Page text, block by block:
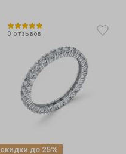
0 отзывов
скидки до 25%